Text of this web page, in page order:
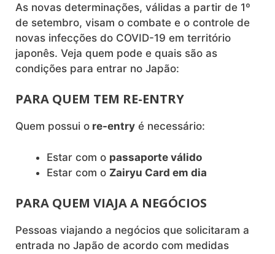
As novas determinações, válidas a partir de 1º
de setembro, visam o combate e o controle de
novas infecções do COVID-19 em território
japonês. Veja quem pode e quais são as
condições para entrar no Japão:
PARA QUEM TEM RE-ENTRY
Quem possui o re-entry é necessário:
Estar com o passaporte válido
Estar com o Zairyu Card em dia
PARA QUEM VIAJA A NEGÓCIOS
Pessoas viajando a negócios que solicitaram a
entrada no Japão de acordo com medidas